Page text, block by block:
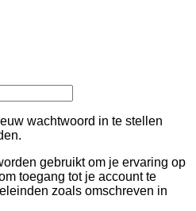
wachtwoord in te stellen
gebruikt om je ervaring op
toegang tot je account te
zoals omschreven in